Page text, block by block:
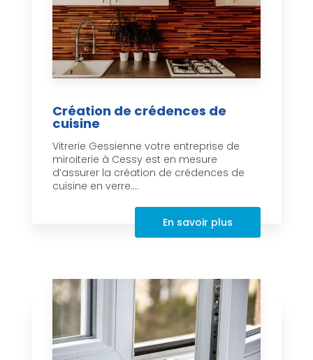
Création de crédences de
cuisine
Vitrerie Gessienne votre entreprise de
miroiterie à Cessy est en mesure
d’assurer la création de crédences de
cuisine en verre....
En savoir plus